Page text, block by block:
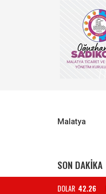
Malatya
SON DAKİKA
DOLAR 42.26